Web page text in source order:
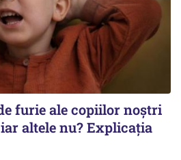
furie ale copiilor noștri
altele nu? Explicația